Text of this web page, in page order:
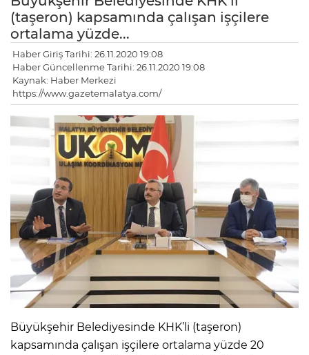
(taşeron) kapsamında çalışan işçilere
ortalama yüzde...
Haber Giriş Tarihi: 26.11.2020 19:08
Haber Güncellenme Tarihi: 26.11.2020 19:08
Kaynak: Haber Merkezi
https://www.gazetemalatya.com/
Büyükşehir Belediyesinde KHK’li (taşeron)
kapsamında çalışan işçilere ortalama yüzde 20